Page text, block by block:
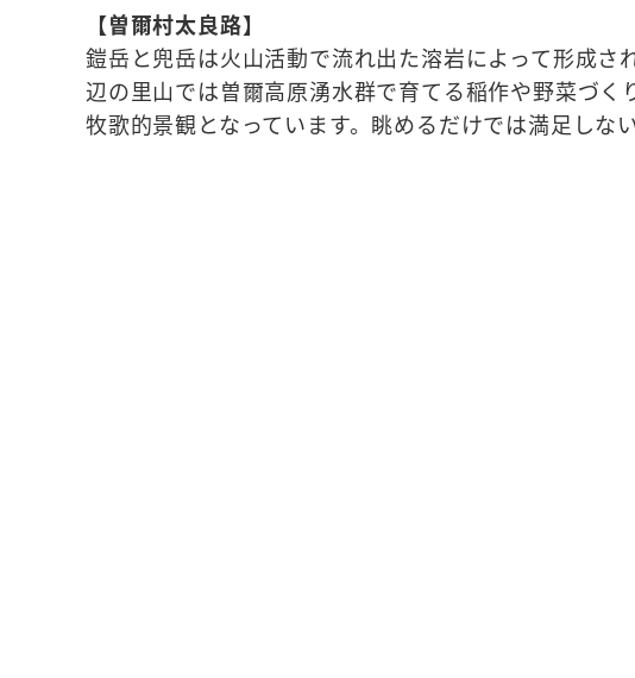
【曽爾村太良路】
鎧岳と兜岳は火山活動で流れ出た溶岩によって形成さ
辺の里山では曽爾高原湧水群で育てる稲作や野菜づ
牧歌的景観となっています。眺めるだけでは満足しな